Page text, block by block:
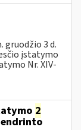
gruodžio 3 d.
įstatymo
Nr. XIV-
2